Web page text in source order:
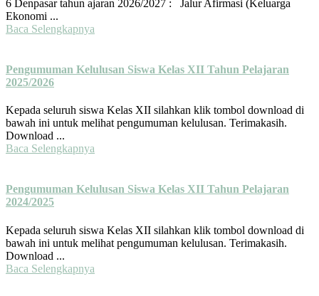
6 Denpasar tahun ajaran 2026/2027 : Jalur Afirmasi (Keluarga
Ekonomi ...
Baca Selengkapnya
Pengumuman Kelulusan Siswa Kelas XII Tahun Pelajaran
2025/2026
Kepada seluruh siswa Kelas XII silahkan klik tombol download di
bawah ini untuk melihat pengumuman kelulusan. Terimakasih.
Download ...
Baca Selengkapnya
Pengumuman Kelulusan Siswa Kelas XII Tahun Pelajaran
2024/2025
Kepada seluruh siswa Kelas XII silahkan klik tombol download di
bawah ini untuk melihat pengumuman kelulusan. Terimakasih.
Download ...
Baca Selengkapnya